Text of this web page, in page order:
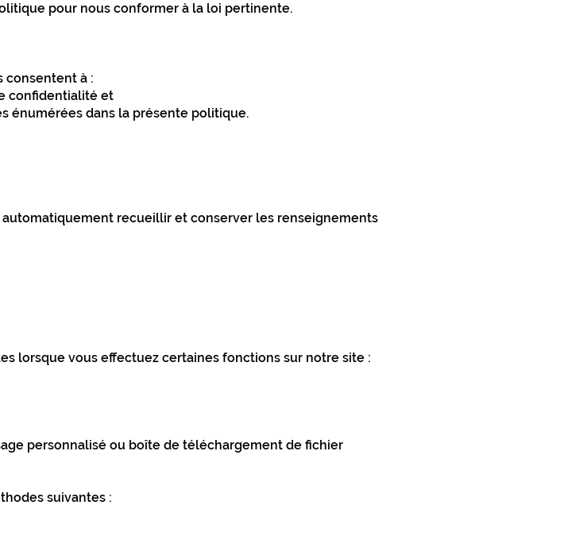
pour nous conformer à la loi pertinente.
consentent à :
confidentialité et
énumérées dans la présente politique.
recueillir et conserver les renseignements
lorsque vous effectuez certaines fonctions sur notre site :
personnalisé ou boîte de téléchargement de fichier
suivantes :